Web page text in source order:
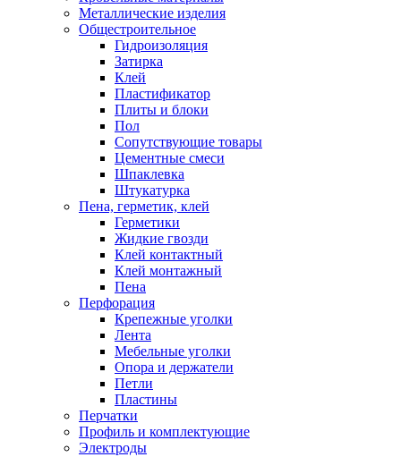
Металлические изделия
Общестроительное
Гидроизоляция
Затирка
Клей
Пластификатор
Плиты и блоки
Пол
Сопутствующие товары
Цементные смеси
Шпаклевка
Штукатурка
Пена, герметик, клей
Герметики
Жидкие гвозди
Клей контактный
Клей монтажный
Пена
Перфорация
Крепежные уголки
Лента
Мебельные уголки
Опора и держатели
Петли
Пластины
Перчатки
Профиль и комплектующие
Электроды